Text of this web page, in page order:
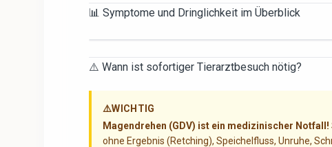
📊 Symptome und Dringlichkeit im Überblick
⚠️ Wann ist sofortiger Tierarztbesuch nötig?
⚠️WICHTIG
Magendrehen (GDV) ist ein medizinischer Notfall!
ohne Ergebnis (Retching), Speichelfluss, Unruhe,